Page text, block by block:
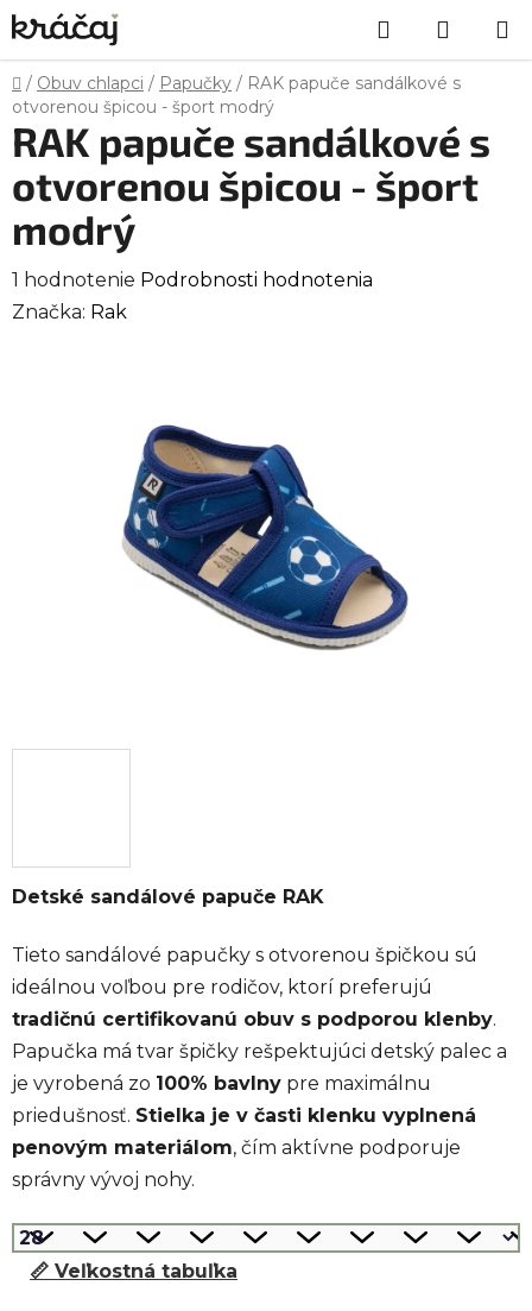
Prejsť
na
obsah
Hľadať
KOŠÍK
Domov
/ Obuv chlapci / Papučky / RAK papuče sandálkové s
otvorenou špicou - šport modrý
Detské sandálové papuče RAK
Tieto sandálové papučky s otvorenou špičkou sú
ideálnou voľbou pre rodičov, ktorí preferujú
tradičnú certifikovanú obuv s podporou klenby.
Papučka má tvar špičky rešpektujúci detský palec a
je vyrobená zo 100% bavlny pre maximálnu
priedušnosť. Stielka je v časti klenku vyplnená
penovým materiálom, čím aktívne podporuje
správny vývoj nohy.
📏 Veľkostná tabuľka
RAK papuče sandálkové s
otvorenou špicou - šport
modrý
Priemerné
hodnotenie
1 hodnotenie Podrobnosti hodnotenia
Značka: Rak